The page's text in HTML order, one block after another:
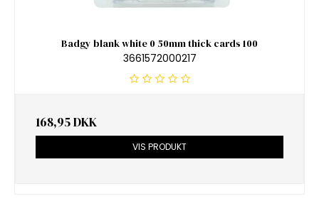
Badgy blank white 0 50mm thick cards 100
3661572000217
168,95 DKK
VIS PRODUKT